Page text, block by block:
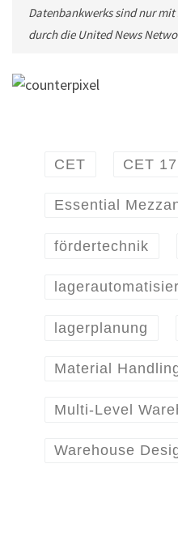
Datenbankwerks sind nur
durch die United News
CET CET
Essential
fördertechnik
lagerplanung
Material
Multi-Level
Warehouse